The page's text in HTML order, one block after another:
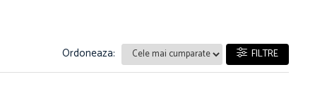
FILTRE
Ordoneaza: